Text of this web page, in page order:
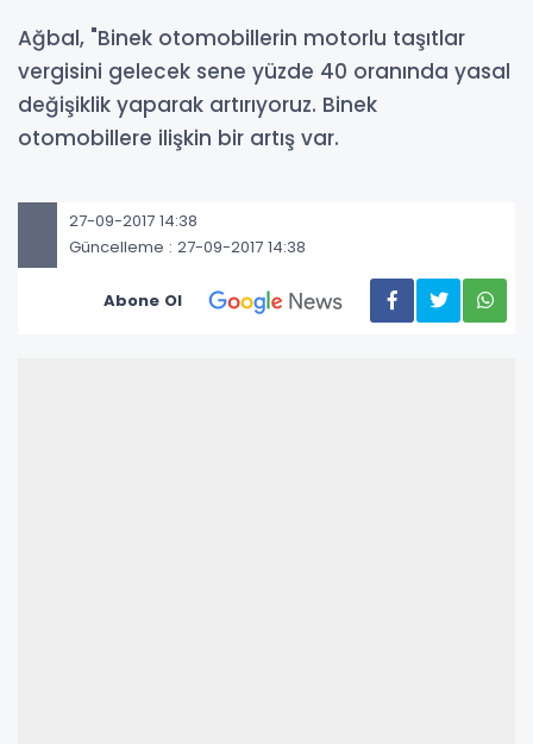
Ağbal, "Binek otomobillerin motorlu taşıtlar
vergisini gelecek sene yüzde 40 oranında yasal
değişiklik yaparak artırıyoruz. Binek
otomobillere ilişkin bir artış var.
27-09-2017 14:38
Güncelleme : 27-09-2017 14:38
Abone Ol